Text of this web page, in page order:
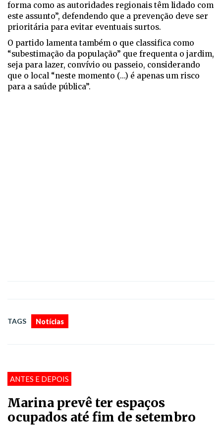
forma como as autoridades regionais têm lidado com
este assunto”, defendendo que a prevenção deve ser
prioritária para evitar eventuais surtos.
O partido lamenta também o que classifica como
“subestimação da população” que frequenta o jardim,
seja para lazer, convívio ou passeio, considerando
que o local “neste momento (...) é apenas um risco
para a saúde pública”.
TAGS Notícias
ANTES E DEPOIS
Marina prevê ter espaços
ocupados até fim de setembro